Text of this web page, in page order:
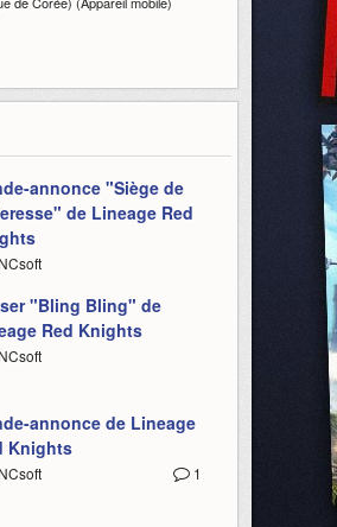
annonce "Siège de
de Lineage Red
"Bling Bling" de
Red Knights
annonce de Lineage
Knights
1